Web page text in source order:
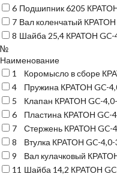
6 Подшипник 6205
7 Вал коленчатый
8 Шайба 25,4 КРАТОН GC-
№
Наименование
1
Коромысло в сборе
4
Пружина КРАТОН GC-
5
Клапан КРАТОН GC-
6
Пластина КРАТОН GC-
7
Стержень КРАТОН GC-
8
Втулка КРАТОН GC-
9
Вал кулачковый
11 Шайба 14,2 КРАТОН